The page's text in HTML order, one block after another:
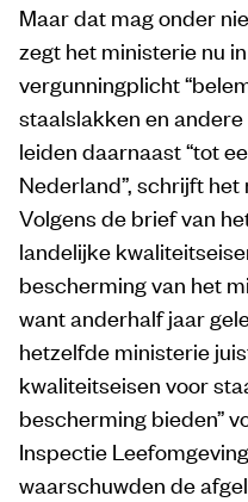
Maar dat mag onder
zegt het ministerie nu
vergunningplicht
staalslakken en
leiden daarnaast “tot
Nederland”, schrijft het
Volgens de brief van
landelijke
bescherming van het
want anderhalf jaar
hetzelfde ministerie
kwaliteitseisen voor
bescherming bieden”
Inspectie
waarschuwden de